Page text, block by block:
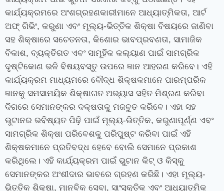
କାର୍ଯ୍ୟକ୍ରମରେ ଅଂଶଗ୍ରହଣକାରୀମାନେ ଆଧ୍ୟାତ୍ମିକତା, ଆର୍ଟ
ଅଫ୍ ଗିଭିଂ, କରୁଣା ଏବଂ ମୂଲ୍ୟ-ଭିତ୍ତିକ ଶିକ୍ଷା ବିଷୟରେ ଜାଣିବା
ସହ ଶିକ୍ଷାରେ ସଚେତନତା, କିଶୋର ଭାବପ୍ରବଣତା, ସାମାଜିକ
ବିକାଶ, ବ୍ୟକ୍ତିଗତ ଏବଂ ସାମୂହିକ କଲ୍ୟାଣ ପାଇଁ ସାମଗ୍ରିକ
ଦୃଷ୍ଟିକୋଣ ଭଳି ବିଷୟବସ୍ତୁ ଉପରେ ଜ୍ଞାନ ଆହରଣ କରିବେ। ଏହି
କାର୍ଯ୍ୟକ୍ରମ ମାଧ୍ୟମରେ ବୌଦ୍ଧ ଶିକ୍ଷକମାନେ ପାରମ୍ପରିକ
ଜ୍ଞାନକୁ ସମସାମୟିକ ଶିକ୍ଷାଗତ ଅଭ୍ୟାସ ସହିତ ମିଶ୍ରଣ କରିବା
ଦିଗରେ ସେମାନଙ୍କର ଦକ୍ଷତାକୁ ମଜବୁତ କରିବେ। ଏହା ସହ
ଭୁଟାନର ଭବିଷ୍ୟତ ପିଢ଼ି ପାଇଁ ମୂଲ୍ୟ-ଭିତ୍ତିକ, କରୁଣାପୂର୍ଣ୍ଣ ଏବଂ
ସାମଗ୍ରିକ ଶିକ୍ଷା ପରିବେଶକୁ ପରିପୁଷ୍ଟ କରିବା ପାଇଁ ଏହି
ଶିକ୍ଷକମାନେ ପ୍ରତିବଦ୍ଧ ହେବେ ବୋଲି ସେମାନେ ପ୍ରକାଶ
କରିଥିଲେ। ଏହି କାର୍ଯ୍ୟକ୍ରମ ପାଇଁ ଭୁଟାନ କିଟ୍ ଓ କିସ୍‌କୁ
ସେମାନଙ୍କର ଅଂଶୀଦାର ଭାବରେ ଗ୍ରହଣ କରିଛି। ଏହା ମୂଲ୍ୟ-
ଭିତ୍ତିକ ଶିକ୍ଷା, ମାନବିକ ସେବା, ସାଂସ୍କୃତିକ ଏବଂ ଆଧ୍ୟାତ୍ମିକ